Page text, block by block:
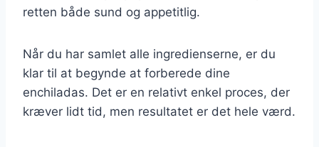
retten både sund og appetitlig.
Når du har samlet alle ingredienserne, er du
klar til at begynde at forberede dine
enchiladas. Det er en relativt enkel proces, der
kræver lidt tid, men resultatet er det hele værd.